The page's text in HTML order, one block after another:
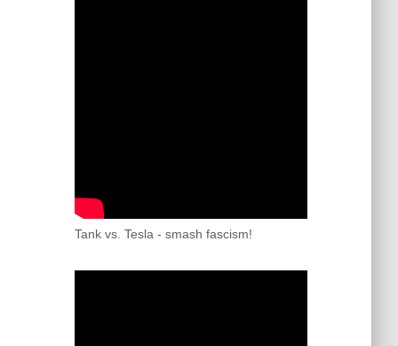
Tank vs. Tesla - smash fascism!